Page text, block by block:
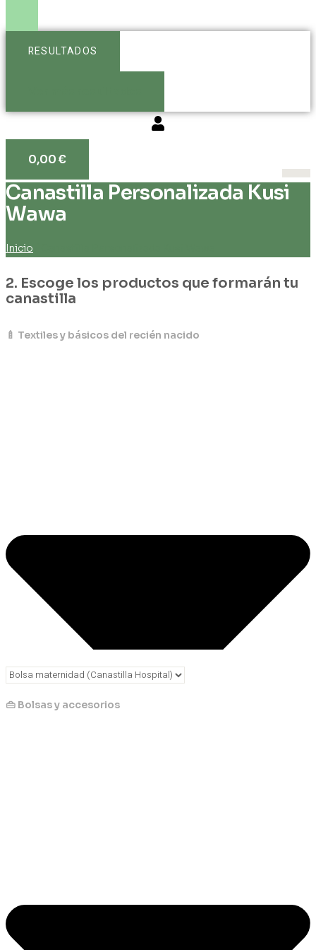
RESULTADOS
0,00€
Canastilla Personalizada Kusi
Wawa
Inicio
2. Escoge los productos que formarán tu
canastilla
🍼 Textiles y básicos del recién nacido
👜 Bolsas y accesorios